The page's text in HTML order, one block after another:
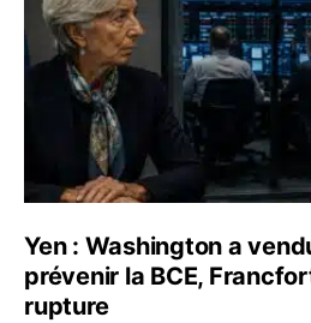
Yen : Washington a
prévenir la BCE,
rupture